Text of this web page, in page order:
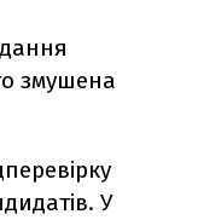
змушена
У